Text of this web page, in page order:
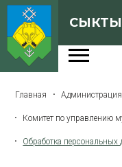
Главная Администрация
Комитет по управлению
Обработка персональных